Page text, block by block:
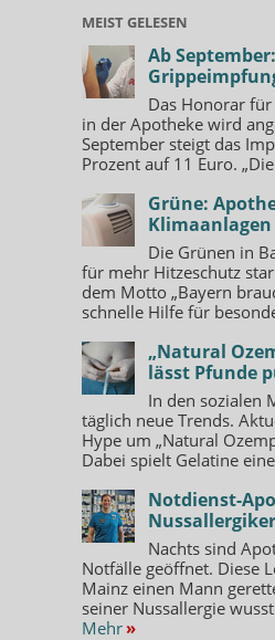
MEIST GELESEN
Ab
Das Honorar
in der Apotheke wird
September steigt das
Prozent auf 11 Euro.
Grüne:
Klimaanlagen
Die Grünen in
für mehr Hitzeschutz
dem Motto „Bayern
schnelle Hilfe für
„Natural
lässt Pfunde
In den sozialen
täglich neue Trends.
Hype um „Natural
Dabei spielt Gelatine
Notdienst-
Nussallergiker
Nachts sind
Notfälle geöffnet. Diese
Mainz einen Mann
seiner Nussallergie
Mehr »